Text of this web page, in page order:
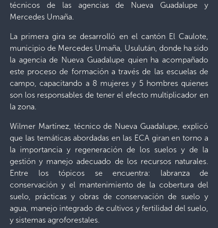
técnicos de las agencias de Nueva Guadalupe y
Mercedes Umaña.
La primera gira se desarrolló en el cantón El Caulote,
municipio de Mercedes Umaña, Usulután, donde ha sido
la agencia de Nueva Guadalupe quien ha acompañado
este proceso de formación a través de las escuelas de
campo, capacitando a 8 mujeres y 5 hombres quienes
son los responsables de tener el efecto multiplicador en
la zona.
Wilmer Martínez, técnico de Nueva Guadalupe, explicó
que las temáticas abordadas en las ECA giran en torno a
la importancia y regeneración de los suelos y de la
gestión y manejo adecuado de los recursos naturales.
Entre los tópicos se encuentra: labranza de
conservación y el mantenimiento de la cobertura del
suelo, prácticas y obras de conservación de suelo y
agua, manejo integrado de cultivos y fertilidad del suelo,
y sistemas agroforestales.